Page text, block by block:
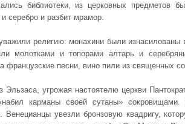
библиотеки, из церковных предметов
серебро и разбит мрамор.
религию: монахини были изнасилованы
молотками и топорами алтарь и
французские песни, вино пили из священных
Эльзаса, угрожая настоятелю церкви
карманы своей сутаны»
Венецианцы увезли бронзовую квадригу,